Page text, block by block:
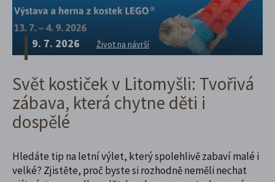
9. 7. 2026 Život na návrší
Svět kostiček v Litomyšli: Tvořivá
zábava, která chytne děti i
dospělé
Hledáte tip na letní výlet, který spolehlivě zabaví malé i
velké? Zjistěte, proč byste si rozhodně neměli nechat